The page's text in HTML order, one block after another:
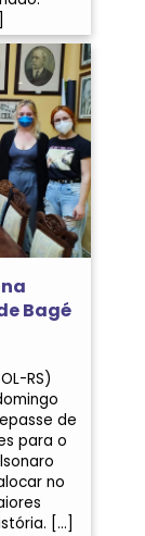
Bagé
RS)
de
para o
no
[…]